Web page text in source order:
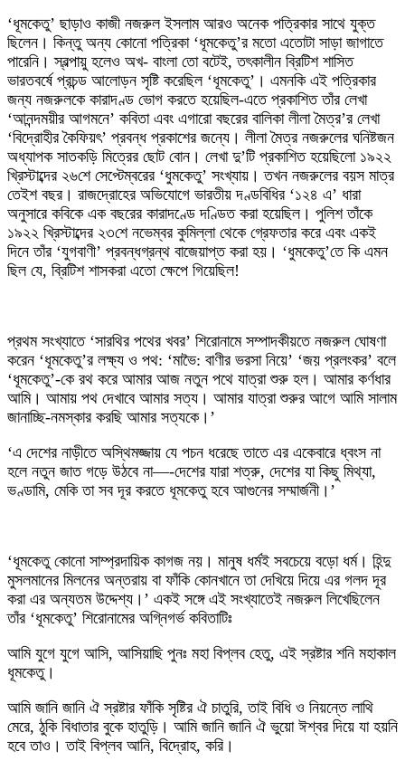
‘ধূমকেতু’ ছাড়াও কাজী নজরুল ইসলাম আরও অনেক পত্রিকার সাথে যুক্ত
ছিলেন। কিন্তু অন্য কোনো পত্রিকা ‘ধূমকেতু’র মতো এতোটা সাড়া জাগাতে
পারেনি। স্বল্পায়ু হলেও অখ- বাংলা তো বটেই, তৎকালীন ব্রিটিশ শাসিত
ভারতবর্ষে প্রচন্ড আলোড়ন সৃষ্টি করেছিল ‘ধূমকেতু’। এমনকি এই পত্রিকার
জন্য নজরুলকে কারাদণ্ড ভোগ করতে হয়েছিল-এতে প্রকাশিত তাঁর লেখা
‘আনন্দময়ীর আগমনে’ কবিতা এবং এগারো বছরের বালিকা লীলা মৈত্র’র লেখা
‘বিদ্রোহীর কৈফিয়ৎ’ প্রবন্ধ প্রকাশের জন্যে। লীলা মৈত্র নজরুলের ঘনিষ্টজন
অধ্যাপক সাতকড়ি মিত্রের ছোট বোন। লেখা দু’টি প্রকাশিত হয়েছিলো ১৯২২
খ্রিস্টাব্দের ২৬শে সেপ্টেম্বরের ‘ধুমকেতু’ সংখ্যায়। তখন নজরুলের বয়স মাত্র
তেইশ বছর। রাজদ্রোহের অভিযোগে ভারতীয় দণ্ডবিধির ‘১২৪ এ’ ধারা
অনুসারে কবিকে এক বছরের কারাদণ্ডে দণ্ডিত করা হয়েছিল। পুলিশ তাঁকে
১৯২২ খ্রিস্টাব্দের ২৩শে নভেম্বর কুমিল্লা থেকে গ্রেফতার করে এবং একই
দিনে তাঁর ‘যুগবাণী’ প্রবন্ধগ্রন্থ বাজেয়াপ্ত করা হয়। ‘ধুমকেতু’তে কি এমন
ছিল যে, ব্রিটিশ শাসকরা এতো ক্ষেপে গিয়েছিল!
প্রথম সংখ্যাতে ‘সারথির পথের খবর’ শিরোনামে সম্পাদকীয়তে নজরুল ঘোষণা
করেন ‘ধূমকেতু’র লক্ষ্য ও পথ: ‘মাভৈ: বাণীর ভরসা নিয়ে’ ‘জয় প্রলংকর’ বলে
‘ধূমকেতু’-কে রথ করে আমার আজ নতুন পথে যাত্রা শুরু হল। আমার কর্ণধার
আমি। আমায় পথ দেখাবে আমার সত্য। আমার যাত্রা শুরুর আগে আমি সালাম
জানাচ্ছি-নমস্কার করছি আমার সত্যকে।’
‘এ দেশের নাড়ীতে অস্থিমজ্জায় যে পচন ধরেছে তাতে এর একেবারে ধ্বংস না
হলে নতুন জাত গড়ে উঠবে না—-দেশের যারা শত্রু, দেশের যা কিছু মিথ্যা,
ভণ্ডামি, মেকি তা সব দূর করতে ধূমকেতু হবে আগুনের সম্মার্জনী।’
‘ধূমকেতু কোনো সাম্প্রদায়িক কাগজ নয়। মানুষ ধর্মই সবচেয়ে বড়ো ধর্ম। হিন্দু
মুসলমানের মিলনের অন্তরায় বা ফাঁকি কোনখানে তা দেখিয়ে দিয়ে এর গলদ দূর
করা এর অন্যতম উদ্দেশ্য।’ একই সঙ্গে এই সংখ্যাতেই নজরুল লিখেছিলেন
তাঁর ‘ধূমকেতু’ শিরোনামের অগ্নিগর্ভ কবিতাটিঃ
আমি যুগে যুগে আসি, আসিয়াছি পুনঃ মহা বিপ্লব হেতু, এই স্রষ্টার শনি মহাকাল
ধূমকেতু।
আমি জানি জানি ঐ স্রষ্টার ফাঁকি সৃষ্টির ঐ চাতুরি, তাই বিধি ও নিয়ন্তে লাথি
মেরে, ঠুকি বিধাতার বুকে হাতুড়ি। আমি জানি জানি ঐ ভুয়ো ঈশ্বর দিয়ে যা হয়নি
হবে তাও। তাই বিপ্লব আনি, বিদ্রোহ, করি।